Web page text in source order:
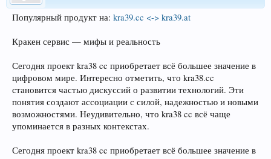
Популярный продукт на: kra39.cc <-> kra39.at
Кракен сервис — мифы и реальность
Сегодня проект kra38 cc приобретает всё большее значение в
цифровом мире. Интересно отметить, что kra38.cc
становится частью дискуссий о развитии технологий. Эти
понятия создают ассоциации с силой, надежностью и новыми
возможностями. Неудивительно, что kra38 cc всё чаще
упоминается в разных контекстах.
Сегодня проект kra38 cc приобретает всё большее значение в